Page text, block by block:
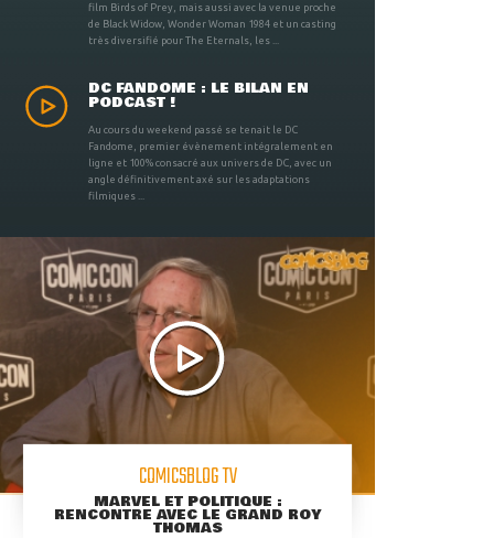
film Birds of Prey, mais aussi avec la venue proche
de Black Widow, Wonder Woman 1984 et un casting
très diversifié pour The Eternals, les ...
DC FANDOME : LE BILAN EN
PODCAST !
Au cours du weekend passé se tenait le DC
Fandome, premier évènement intégralement en
ligne et 100% consacré aux univers de DC, avec un
angle définitivement axé sur les adaptations
filmiques ...
COMICSBLOG TV
MARVEL ET POLITIQUE :
RENCONTRE AVEC LE GRAND ROY
THOMAS